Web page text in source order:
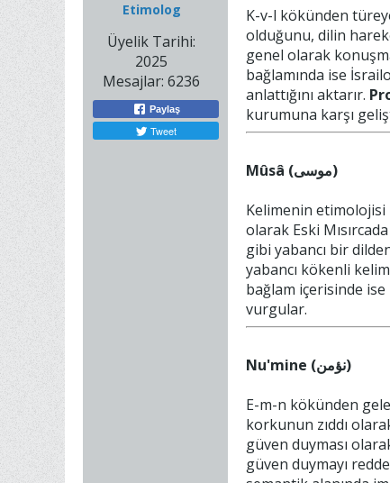
Etimolog
Üyelik Tarihi:
2025
Mesajlar: 6236
Paylaş
Tweet
K-v-l kökünden
olduğunu, dilin
genel olarak
bağlamında ise
anlattığını aktarır.
kurumuna karşı
Mûsâ (موسى)
Kelimenin etimolojisi
olarak Eski
gibi yabancı bir
yabancı kökenli
bağlam içerisinde
vurgular.
Nu'mine (نؤمن)
E-m-n kökünden
korkunun zıddı
güven duyması
güven duymayı